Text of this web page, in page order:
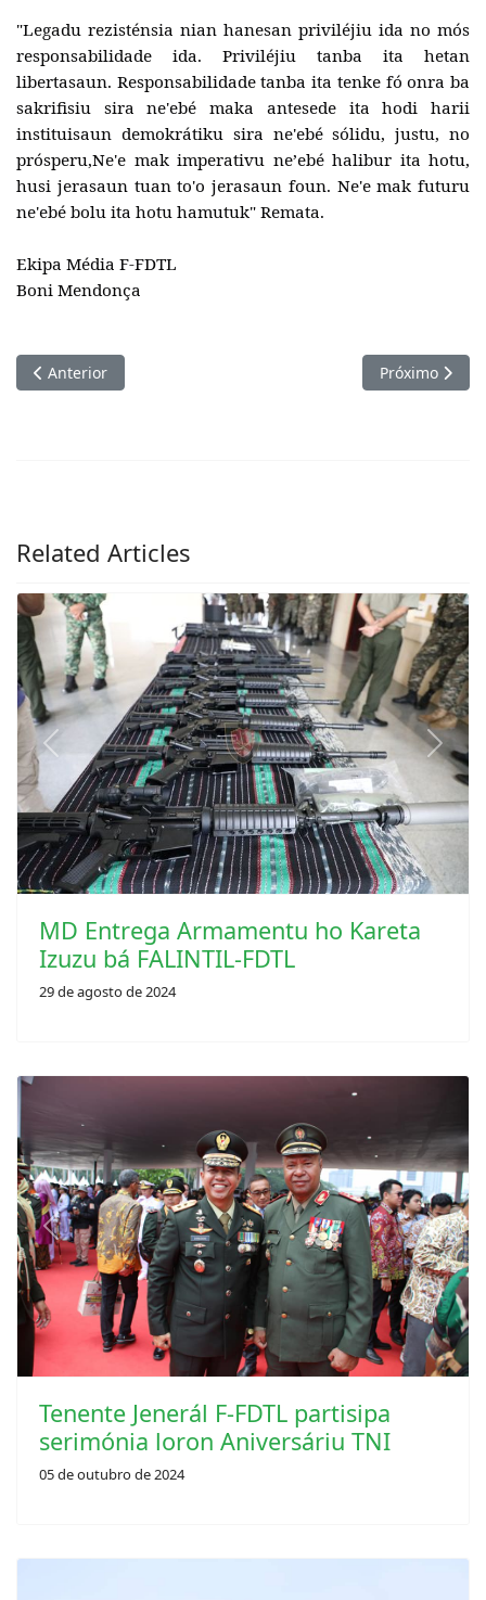
"Legadu rezisténsia nian hanesan priviléjiu ida no mós
responsabilidade ida. Priviléjiu tanba ita hetan
libertasaun. Responsabilidade tanba ita tenke fó onra ba
sakrifisiu sira ne'ebé maka antesede ita hodi harii
instituisaun demokrátiku sira ne'ebé sólidu, justu, no
prósperu,Ne'e mak imperativu neʼebé halibur ita hotu,
husi jerasaun tuan to'o jerasaun foun. Ne'e mak futuru
ne'ebé bolu ita hotu hamutuk" Remata.
Ekipa Média F-FDTL
Boni Mendonça
Artigo anterior: Xefe Estadu Maior Jenerál F-FDTL Partisipa
Anterior Próximo
Próximo
Related Articles
Previous Next
MD Entrega Armamentu ho Kareta
Izuzu bá FALINTIL-FDTL
29 de agosto de 2024
Previous Next
Tenente Jenerál F-FDTL partisipa
serimónia loron Aniversáriu TNI
05 de outubro de 2024